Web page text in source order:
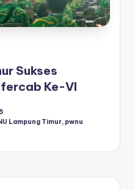
Sukses
Ke-VI
Lampung Timur, pwnu